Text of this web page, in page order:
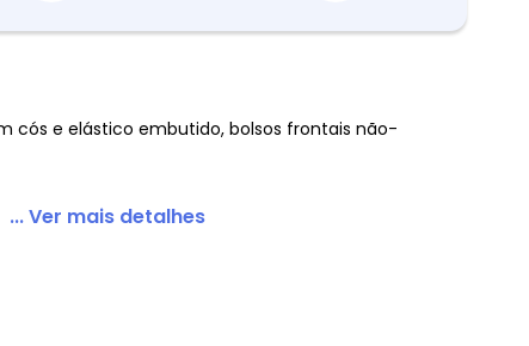
com Bolsos Decorativos
cós e elástico embutido, bolsos frontais não-
... Ver mais detalhes